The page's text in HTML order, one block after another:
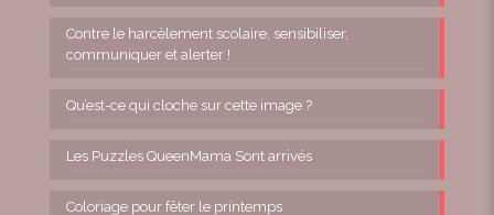
Contre le harcèlement scolaire, sensibiliser,
communiquer et alerter !
Qu’est-ce qui cloche sur cette image ?
Les Puzzles QueenMama Sont arrivés
Coloriage pour fêter le printemps